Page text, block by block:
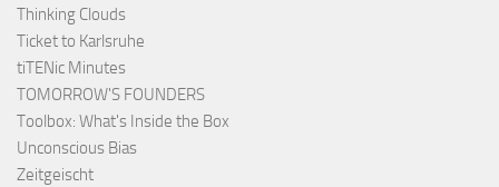
Thinking Clouds
Ticket to Karlsruhe
tiTENic Minutes
TOMORROW'S FOUNDERS
Toolbox: What's Inside the Box
Unconscious Bias
Zeitgeischt